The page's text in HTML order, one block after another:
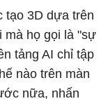
tạo 3D dựa trên
mà họ gọi là "sự
tảng AI chỉ tập
nào trên màn
nữa, nhấn